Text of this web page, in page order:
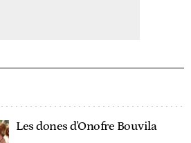
Les dones d'Onofre Bouvila